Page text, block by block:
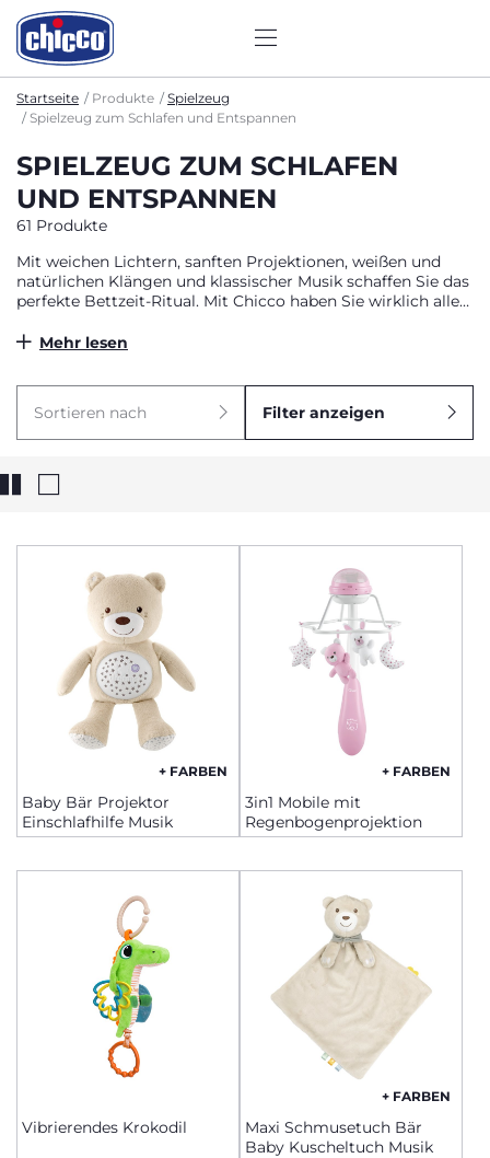
Startseite Produkte
Spielzeug
Spielzeug zum Schlafen und Entspannen
SPIELZEUG ZUM SCHLAFEN
UND ENTSPANNEN
61 Produkte
Mit weichen Lichtern, sanften Projektionen, weißen und
natürlichen Klängen und klassischer Musik schaffen Sie das
perfekte Bettzeit-Ritual. Mit Chicco haben Sie wirklich alles,
magischen Atmosphäre in der Gesellschaft von niedlichen
Mehr lesen
Sortieren nach Filter anzeigen
+ FARBEN
Baby Bär Projektor
Einschlafhilfe Musik
+ FARBEN
3in1 Mobile mit
Regenbogenprojektion
Vibrierendes Krokodil
+ FARBEN
Maxi Schmusetuch Bär
Baby Kuscheltuch Musik